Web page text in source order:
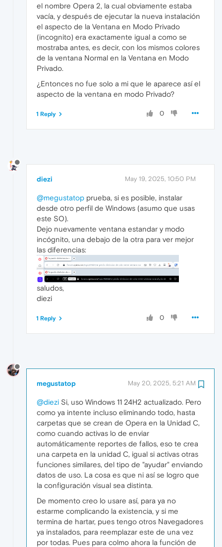
el nombre Opera 2, la cual obviamente estaba
vacía, y después de ejecutar la nueva instalación
el aspecto de la Ventana en Modo Privado
(incognito) era exactamente igual a como se
mostraba antes, es decir, con los mismos colores
de la ventana Normal en la Ventana en Modo
Privado.
¿Entonces no fue solo a mi que le aparece así el
aspecto de la ventana en modo Privado?
0
1 Reply
diezi May 19, 2025, 10:50 PM
@megustatop prueba, si es posible, instalar
desde otro perfil de Windows (asumo que usas
este SO).
Dejo nuevamente ventana estandar y modo
incógnito, una debajo de la otra para ver mejor
las diferencias:
saludos,
diezi
0
1 Reply
megustatop May 20, 2025, 5:21 AM
@diezi Si, uso Windows 11 24H2 actualizado. Pero
como ya intente incluso eliminando todo, hasta
carpetas que se crean de Opera en la Unidad C,
como cuando activas lo de enviar
automáticamente reportes de fallos, eso te crea
una carpeta en la unidad C, igual si activas otras
funciones similares, del tipo de "ayudar" enviando
datos de uso. La cosa es que ni así se logro que
la configuración visual sea distinta.
De momento creo lo usare así, para ya no
estarme complicando la existencia, y si me
termina de hartar, pues tengo otros Navegadores
ya instalados, para reemplazar este de una vez
por todas. Pues para colmo ahora la función de